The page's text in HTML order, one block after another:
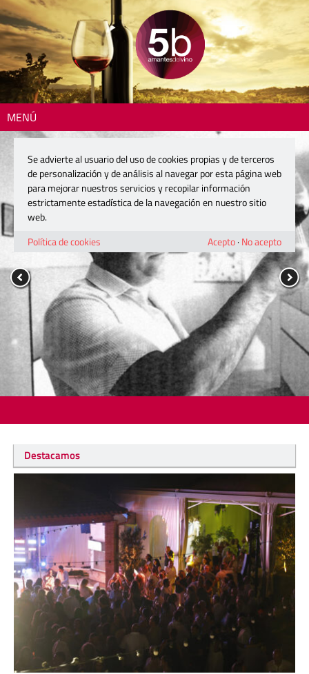
MENÚ
Destacamos
Se advierte al usuario del uso de cookies propias y de terceros
de personalización y de análisis al navegar por esta página web
para mejorar nuestros servicios y recopilar información
estrictamente estadística de la navegación en nuestro sitio
web.
Política de cookies
Acepto· No acepto